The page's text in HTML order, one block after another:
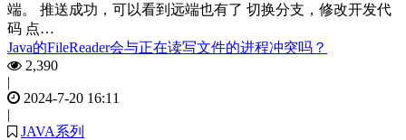
端。 推送成功，可以看到远端也有了 切换分支，修改开发代
码 点…
Java的FileReader会与正在读写文件的进程冲突吗？
2,390
|
2024-7-20 16:11
|
JAVA系列